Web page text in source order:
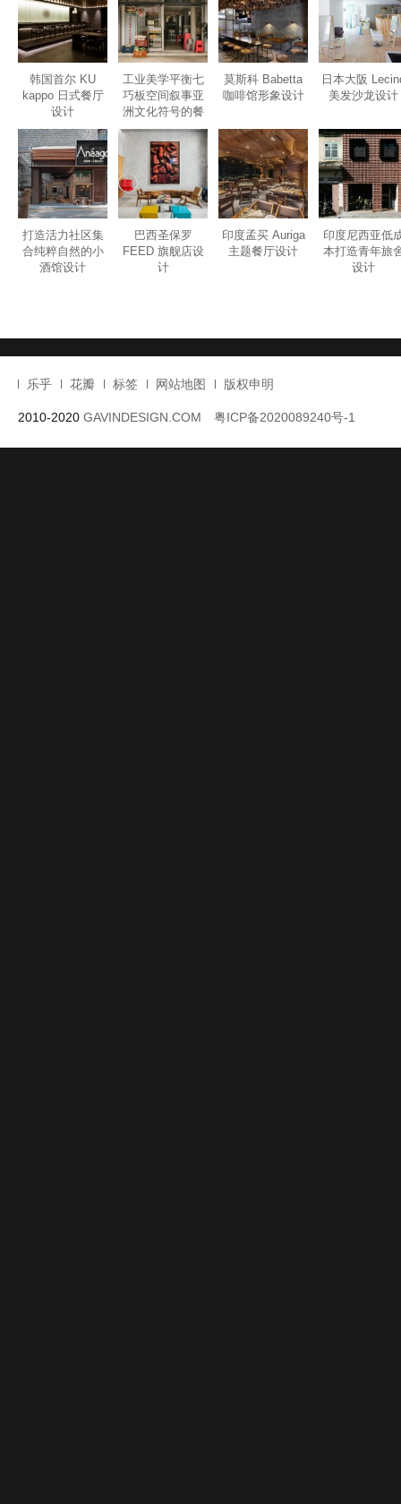
韩国首尔 KU
kappo 日式餐厅
设计
工业美学平衡七
巧板空间叙事亚
洲文化符号的餐
厅设计
莫斯科 Babetta
咖啡馆形象设计
日本大阪
美发沙龙设计
打造活力社区集
合纯粹自然的小
酒馆设计
巴西圣保罗
FEED 旗舰店设
计
印度孟买 Auriga
主题餐厅设计
印度尼西亚低
本打造青年旅
设计
乐乎 花瓣 标签 网站地图 版权申明
2010-2020 GAVINDESIGN.COM 粤ICP备2020089240号-1